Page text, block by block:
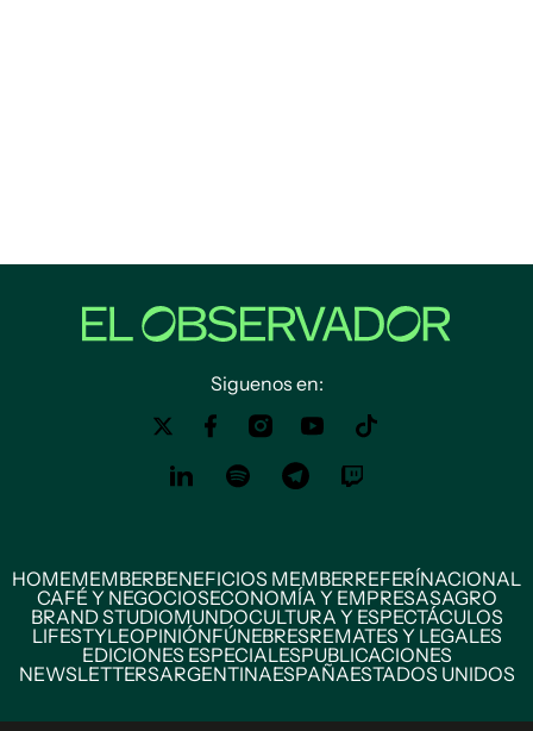
Siguenos en:
HOMEMEMBERBENEFICIOS MEMBERREFERÍNACIONAL
CAFÉ Y NEGOCIOSECONOMÍA Y EMPRESASAGRO
BRAND STUDIOMUNDOCULTURA Y ESPECTÁCULOS
LIFESTYLEOPINIÓNFÚNEBRESREMATES Y LEGALES
EDICIONES ESPECIALESPUBLICACIONES
NEWSLETTERSARGENTINAESPAÑAESTADOS UNIDOS